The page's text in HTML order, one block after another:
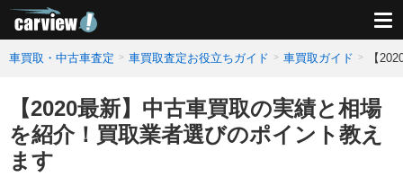
車買取・中古車査定 車買取査定お役立ちガイド 車買取ガイド 【
【2020最新】中古車買取の実績と相場
を紹介！買取業者選びのポイント教え
ます